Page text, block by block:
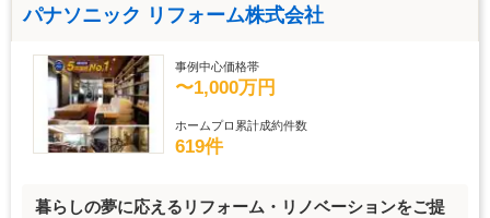
パナソニック リフォーム株式会社
事例中心価格帯
〜1,000万円
ホームプロ累計成約件数
619件
暮らしの夢に応えるリフォーム・リノベーションをご提